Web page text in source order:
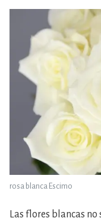
rosa blanca Escimo
Las flores blancas